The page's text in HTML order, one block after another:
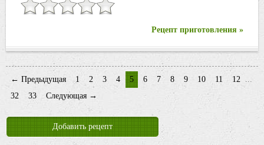
Рецепт приготовления »
← Предыдущая 1 2 3 4 5 6 7 8 9 10 11 12
32
33 Следующая →
Добавить рецепт